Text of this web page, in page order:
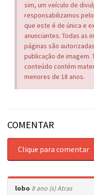
sim, um veículo de
responsabilizamos
que este é de única e
anunciantes. Todas as
páginas são
publicação de imagem.
conteúdo contém
menores de 18 anos.
COMENTAR
Clique para comentar
lobo 8 ano (s) Atras